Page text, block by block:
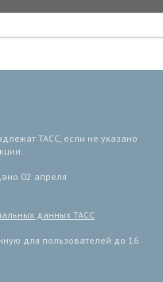
ТАСС, если не указано
02 апреля
данных ТАСС
для пользователей до 16